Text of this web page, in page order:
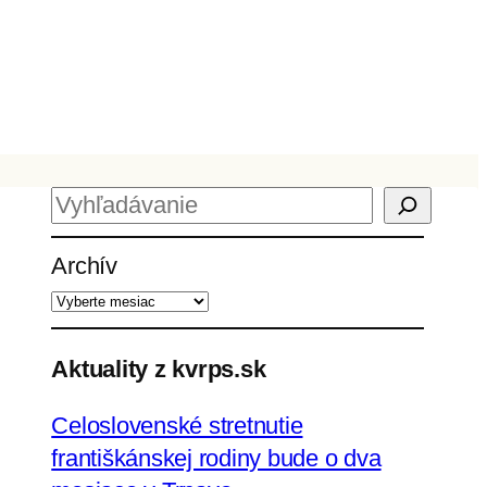
H
ľ
a
d
a
ť
Archív
Aktuality z kvrps.sk
Celoslovenské stretnutie
františkánskej rodiny bude o dva